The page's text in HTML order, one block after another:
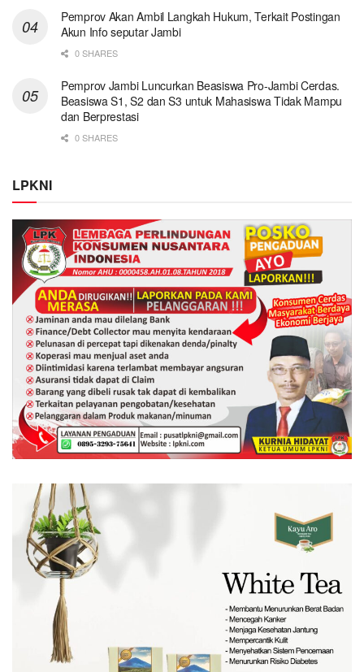
Pemprov Akan Ambil Langkah Hukum, Terkait Postingan
Akun Info seputar Jambi
0 SHARES
Pemprov Jambi Luncurkan Beasiswa Pro-Jambi Cerdas.
Beasiswa S1, S2 dan S3 untuk Mahasiswa Tidak Mampu
dan Berprestasi
0 SHARES
LPKNI